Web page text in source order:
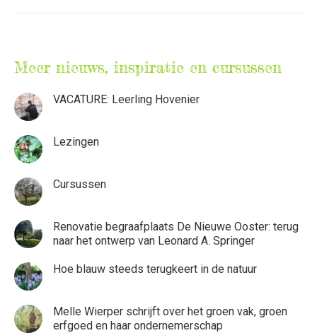
Meer nieuws, inspiratie en cursussen
VACATURE: Leerling Hovenier
Lezingen
Cursussen
Renovatie begraafplaats De Nieuwe Ooster: terug
naar het ontwerp van Leonard A. Springer
Hoe blauw steeds terugkeert in de natuur
Melle Wierper schrijft over het groen vak, groen
erfgoed en haar ondernemerschap